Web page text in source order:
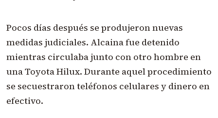
Pocos días después se produjeron nuevas
medidas judiciales. Alcaina fue detenido
mientras circulaba junto con otro hombre en
una Toyota Hilux. Durante aquel procedimiento
se secuestraron teléfonos celulares y dinero en
efectivo.